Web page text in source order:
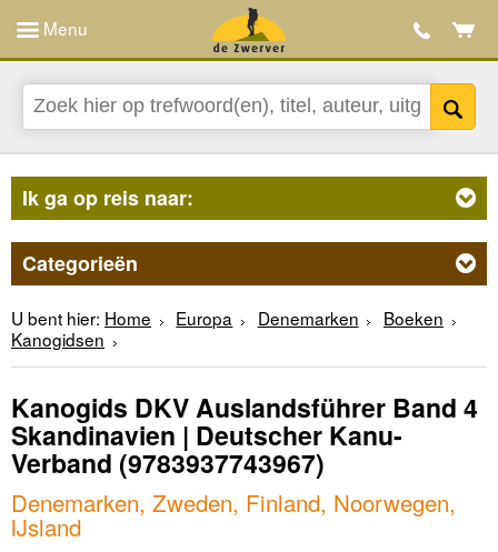
Menu
Ik ga op reis naar:
Categorieën
U bent hier: Home Europa Denemarken
Boeken
Kanogidsen
Kanogids DKV Auslandsführer Band 4
Skandinavien | Deutscher Kanu-
Verband (9783937743967)
Denemarken, Zweden, Finland, Noorwegen,
IJsland